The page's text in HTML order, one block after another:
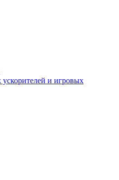
и игровых